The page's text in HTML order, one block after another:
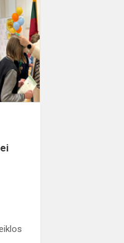
drauge
–
Vilniaus
Antakalnio...